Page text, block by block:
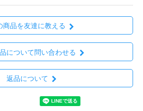
商品を友達に教える
について問い合わせる
返品について